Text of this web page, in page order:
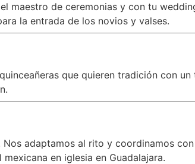
de ceremonias y con tu
la entrada de los novios y valses.
que quieren tradición con
adaptamos al rito y coordinamos
en iglesia en Guadalajara.